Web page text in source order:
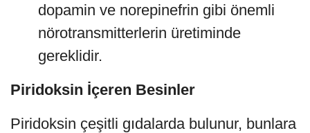
dopamin ve norepinefrin gibi önemli
nörotransmitterlerin üretiminde
gereklidir.
Piridoksin İçeren Besinler
Piridoksin çeşitli gıdalarda bulunur, bunlara